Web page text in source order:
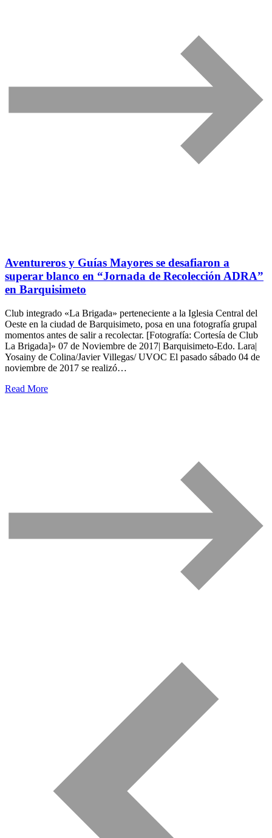
Aventureros y Guías Mayores se desafiaron a
superar blanco en “Jornada de Recolección ADRA”
en Barquisimeto
Club integrado «La Brigada» perteneciente a la Iglesia Central del
Oeste en la ciudad de Barquisimeto, posa en una fotografía grupal
momentos antes de salir a recolectar. [Fotografía: Cortesía de Club
La Brigada]» 07 de Noviembre de 2017| Barquisimeto-Edo. Lara|
Yosainy de Colina/Javier Villegas/ UVOC El pasado sábado 04 de
noviembre de 2017 se realizó…
Read More